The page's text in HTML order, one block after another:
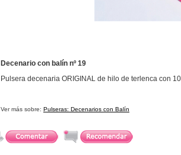
Decenario con balín nº 19
Pulsera decenaria ORIGINAL de hilo de terlenca con
Ver más sobre: Pulseras: Decenarios con Balín